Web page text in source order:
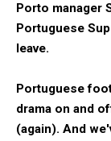
Porto manager
Portuguese
leave.
Portuguese
drama on and
(again). And